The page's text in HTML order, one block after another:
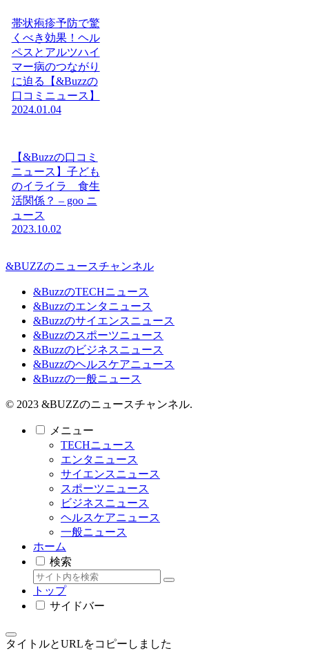
帯状疱疹予防で驚
くべき効果！ヘル
ペスとアルツハイ
マー病のつながり
に迫る【&Buzzの
口コミニュース】
2024.01.04
【&Buzzの口コミ
ニュース】子ども
のイライラ 食生
活関係？ – goo ニ
ュース
2023.10.02
&BUZZのニュースチャンネル
&BuzzのTECHニュース
&Buzzのエンタニュース
&Buzzのサイエンスニュース
&Buzzのスポーツニュース
&Buzzのビジネスニュース
&Buzzのヘルスケアニュース
&Buzzの一般ニュース
© 2023 &BUZZのニュースチャンネル.
メニュー
TECHニュース
エンタニュース
サイエンスニュース
スポーツニュース
ビジネスニュース
ヘルスケアニュース
一般ニュース
ホーム
検索
トップ
サイドバー
タイトルとURLをコピーしました